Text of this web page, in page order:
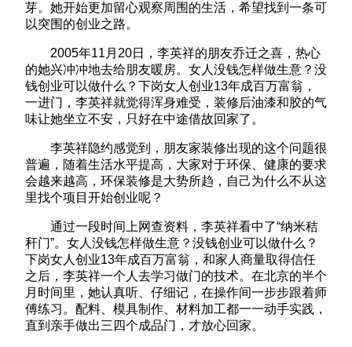
芽。她开始更加留心观察周围的生活，希望找到一条可
以突围的创业之路。
2005年11月20日，李英祥的朋友乔迁之喜，热心
的她兴冲冲地去给朋友暖房。女人没钱怎样做生意？没
钱创业可以做什么？下岗女人创业13年成百万富翁，
一进门，李英祥就觉得浑身难受，装修后油漆和胶的气
味让她坐立不安，只好在中途借故回家了。
李英祥隐约感觉到，朋友家装修出现的这个问题很
普遍，随着生活水平提高，大家对于环保、健康的要求
会越来越高，环保装修是大势所趋，自己为什么不从这
里找个项目开始创业呢？
通过一段时间上网查资料，李英祥看中了“纳米秸
秆门”。女人没钱怎样做生意？没钱创业可以做什么？
下岗女人创业13年成百万富翁，和家人商量取得信任
之后，李英祥一个人去学习做门的技术。在北京的半个
月时间里，她认真听、仔细记，在操作间一步步跟着师
傅练习。配料、模具制作、材料加工都一一动手实践，
直到亲手做出三四个成品门，才放心回家。